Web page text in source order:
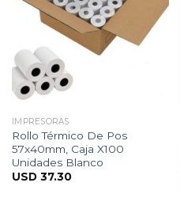
IMPRESORAS
Rollo Térmico De Pos
57x40mm, Caja X100
Unidades Blanco
USD 37.30